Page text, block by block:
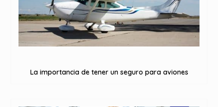
La importancia de tener un seguro para aviones